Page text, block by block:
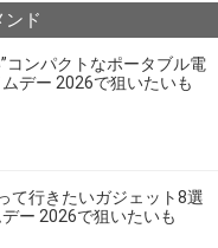
ンド
コンパクトなポータブル電
デー 2026で狙いたいも
て行きたいガジェット8選
ー 2026で狙いたいも